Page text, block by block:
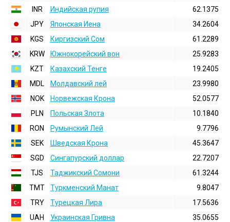
INR
Индийская pупия
62.1375
JPY
Японская Иена
34.2604
KGS
Киргизский Сом
61.2289
KRW
Южнокорейский вон
25.9283
KZT
Казахский Тенге
19.2405
MDL
Молдавский лей
23.9980
NOK
Норвежская Крона
52.0577
PLN
Польская Злота
10.1840
RON
Румынский Лей
9.7796
SEK
Шведская Крона
45.3647
SGD
Сингапурский доллар
22.7207
TJS
Таджикский Сомони
61.3244
TMT
Туркменский Манат
9.8047
TRY
Турецкая Лира
17.5636
UAH
Украинская Гривна
35.0655